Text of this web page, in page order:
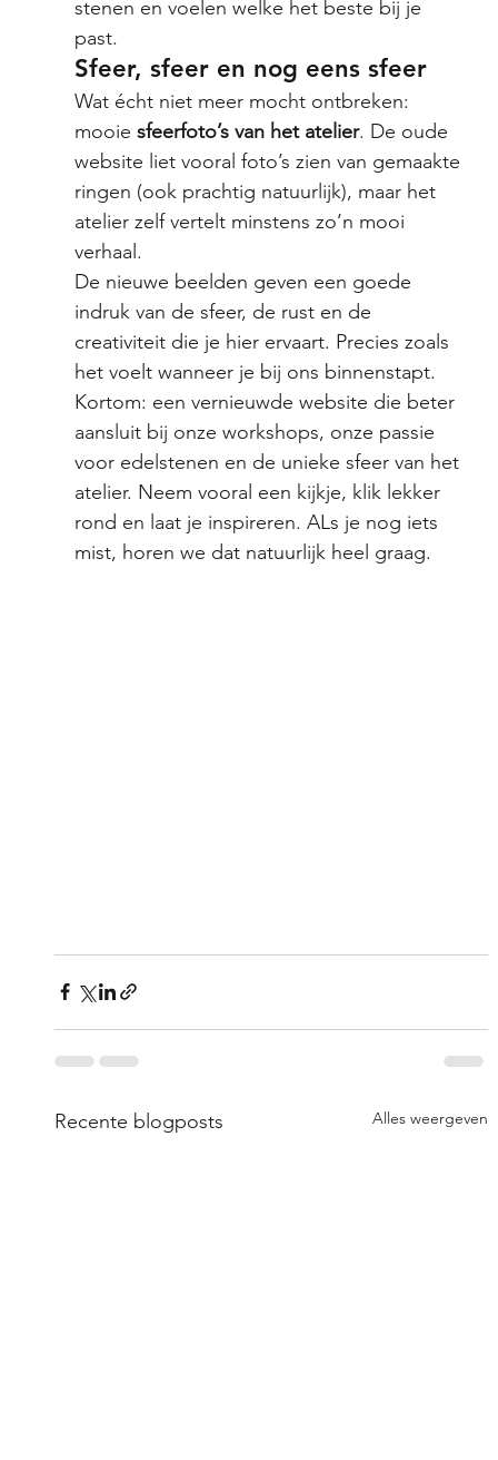
stenen en voelen welke het beste bij je
past.
Sfeer, sfeer en nog eens sfeer
Wat écht niet meer mocht ontbreken:
mooie sfeerfoto’s van het atelier. De oude
website liet vooral foto’s zien van gemaakte
ringen (ook prachtig natuurlijk), maar het
atelier zelf vertelt minstens zo’n mooi
verhaal.
De nieuwe beelden geven een goede
indruk van de sfeer, de rust en de
creativiteit die je hier ervaart. Precies zoals
het voelt wanneer je bij ons binnenstapt.
Kortom: een vernieuwde website die beter
aansluit bij onze workshops, onze passie
voor edelstenen en de unieke sfeer van het
atelier. Neem vooral een kijkje, klik lekker
rond en laat je inspireren. ALs je nog iets
mist, horen we dat natuurlijk heel graag.
Recente blogposts Alles weergeven